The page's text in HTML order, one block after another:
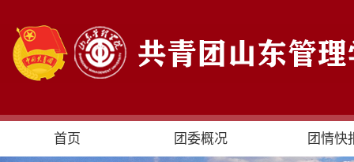
首页 团委概况 团情快